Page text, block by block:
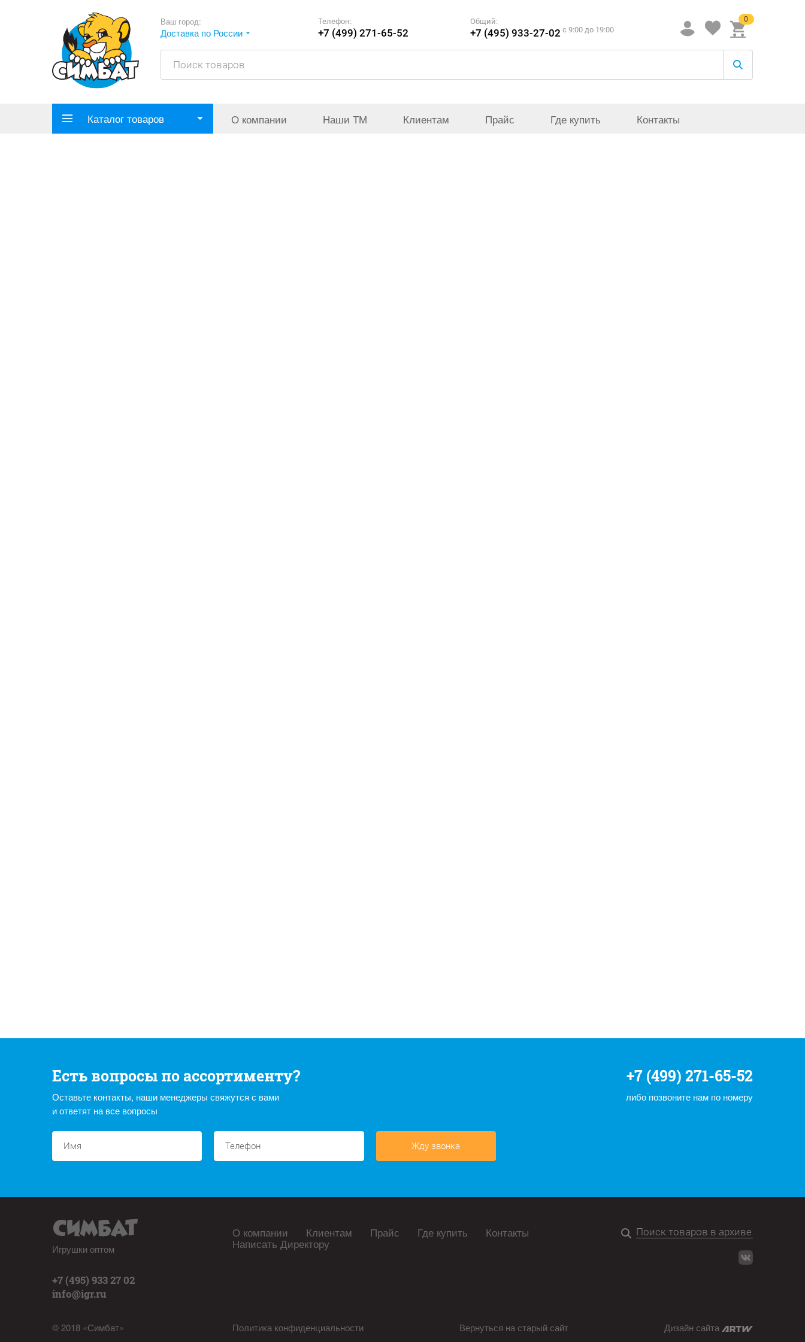
Ваш город:
Доставка по России
Телефон:
+7 (499) 271-65-52
Общий:
+7 (495) 933-27-02 c 9:00 до 19:00
0
Каталог товаров О компании Наши ТМ Клиентам Прайс Где купить Контакты
Есть вопросы по ассортименту?
Оставьте контакты, наши менеджеры свяжутся с вами
и ответят на все вопросы
+7 (499) 271-65-52
либо позвоните нам по номеру
Жду звонка
Игрушки оптом
+7 (495) 933 27 02
info@igr.ru
© 2018 «Симбат»
О компании Клиентам Прайс Где купить Контакты
Написать Директору
Политика конфиденциальности Вернуться на старый сайт Дизайн сайта